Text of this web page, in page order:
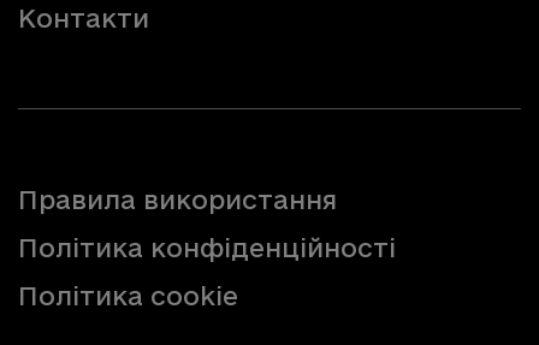
Контакти
Правила використання
Політика конфіденційності
Політика cookie